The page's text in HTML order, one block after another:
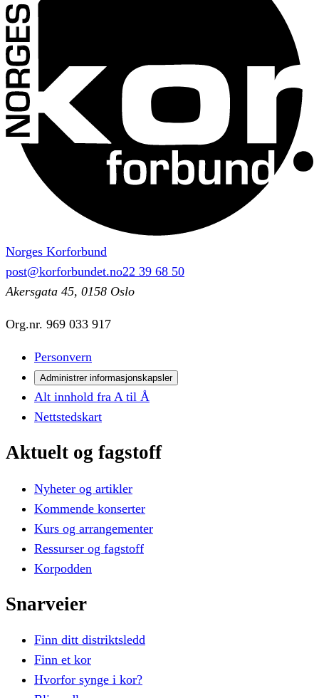
Norges Korforbund
post@korforbundet.no22 39 68 50
Akersgata 45, 0158 Oslo
Org.nr. 969 033 917
Personvern
Administrer informasjonskapsler
Alt innhold fra A til Å
Nettstedskart
Aktuelt og fagstoff
Nyheter og artikler
Kommende konserter
Kurs og arrangementer
Ressurser og fagstoff
Korpodden
Snarveier
Finn ditt distriktsledd
Finn et kor
Hvorfor synge i kor?